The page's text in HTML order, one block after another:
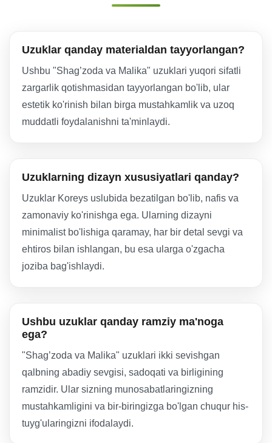
Uzuklar qanday materialdan tayyorlangan?
Ushbu "Shag’zoda va Malika" uzuklari yuqori sifatli
zargarlik qotishmasidan tayyorlangan bo'lib, ular
estetik ko'rinish bilan birga mustahkamlik va uzoq
muddatli foydalanishni ta'minlaydi.
Uzuklarning dizayn xususiyatlari qanday?
Uzuklar Koreys uslubida bezatilgan bo'lib, nafis va
zamonaviy ko'rinishga ega. Ularning dizayni
minimalist bo'lishiga qaramay, har bir detal sevgi va
ehtiros bilan ishlangan, bu esa ularga o'zgacha
joziba bag'ishlaydi.
Ushbu uzuklar qanday ramziy ma'noga
ega?
"Shag’zoda va Malika" uzuklari ikki sevishgan
qalbning abadiy sevgisi, sadoqati va birligining
ramzidir. Ular sizning munosabatlaringizning
mustahkamligini va bir-biringizga bo'lgan chuqur his-
tuyg'ularingizni ifodalaydi.